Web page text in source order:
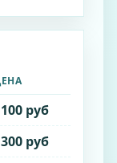
руб
руб